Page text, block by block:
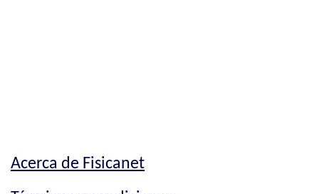
Acerca de Fisicanet